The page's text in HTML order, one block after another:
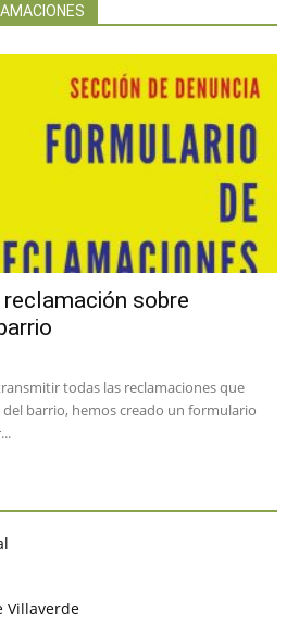
sobre
todas las reclamaciones que
barrio, hemos creado un formulario
Villaverde